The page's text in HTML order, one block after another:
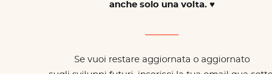
anche solo una volta. ♥
Se vuoi restare aggiornata o aggiornato